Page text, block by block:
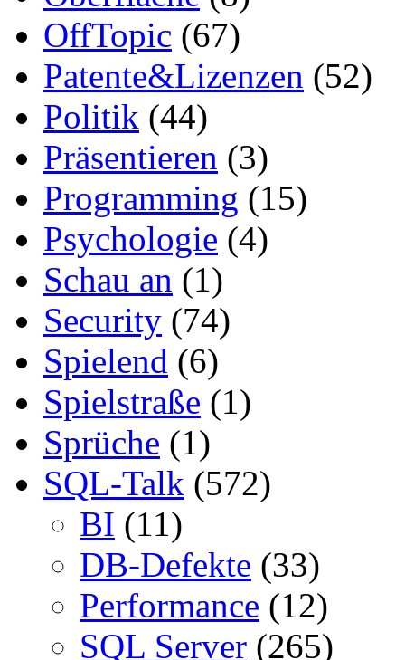
OffTopic (67)
Patente&Lizenzen (52)
Politik (44)
Präsentieren (3)
Programming (15)
Psychologie (4)
Schau an (1)
Security (74)
Spielend (6)
Spielstraße (1)
Sprüche (1)
SQL-Talk (572)
BI (11)
DB-Defekte (33)
Performance (12)
SQL Server (265)